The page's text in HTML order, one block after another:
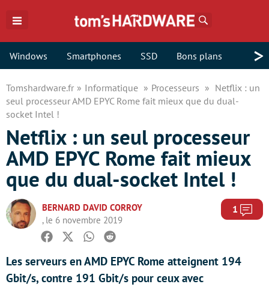
Windows Smartphones SSD Bons plans >
Tomshardware.fr Informatique Processeurs
Netflix : un
seul processeur AMD EPYC Rome fait mieux que du dual-
socket Intel !
Netflix : un seul processeur
AMD EPYC Rome fait mieux
que du dual-socket Intel !
BERNARD DAVID CORROY
, le 6 novembre 2019
1
Facebook
TwitterWhatsapp
Reddit
Les serveurs en AMD EPYC Rome atteignent 194
Gbit/s, contre 191 Gbit/s pour ceux avec